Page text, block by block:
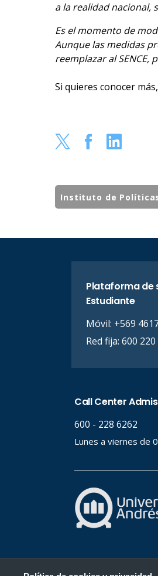
a la realidad nacional,
Es el momento de
Aunque las medidas
reemplazar al SENCE,
Si quieres conocer
Instituto de